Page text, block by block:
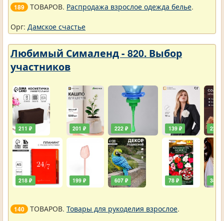
189 ТОВАРОВ. Распродажа взрослое одежда белье.
Орг: Дамское счастье
Любимый Сималенд - 820. Выбор
участников
211 ₽
218 ₽
201 ₽
199 ₽
222 ₽
607 ₽
139 ₽
78 ₽
222 ₽
385 ₽
140 ТОВАРОВ. Товары для рукоделия взрослое.